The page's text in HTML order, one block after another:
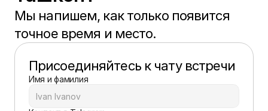
Мы напишем, как только появится
точное время и место.
Присоединяйтесь к чату встречи
Имя и фамилия